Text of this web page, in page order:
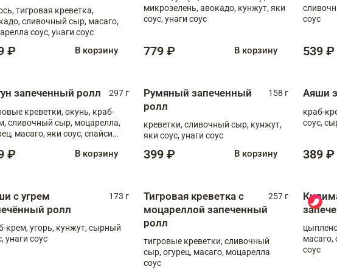
тигровая креветка,
сливочный сыр, масаго,
соус, унаги соус
₽ В корзину
микрозелень, авокадо, кунжут, яки
соус, унаги соус
779 ₽ В корзину
соус
539 ₽
запеченный ролл
297 г
креветки, окунь, краб-
сливочный сыр, моцарелла,
масаго, яки соус, спайси
₽ В корзину
Румяный запеченный
ролл
158 г
креветки, сливочный сыр, кунжут,
яки соус, унаги соус
399 ₽ В корзину
Аяши
краб-
соус,
389 ₽
с угрем
ролл
173 г
крем, угорь, кунжут, сырный
унаги соус
Тигровая креветка с
моцареллой запеченный
ролл
257 г
тигровые креветки, сливочный
сыр, огурец, масаго, моцарелла
соус
масаго,
соус